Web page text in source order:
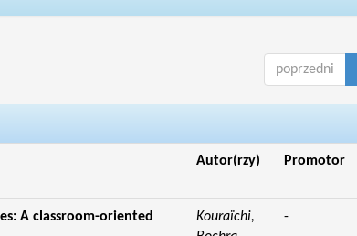
poprzedni
Autor(rzy) Promotor
A classroom-oriented
Kouraïchi,
-